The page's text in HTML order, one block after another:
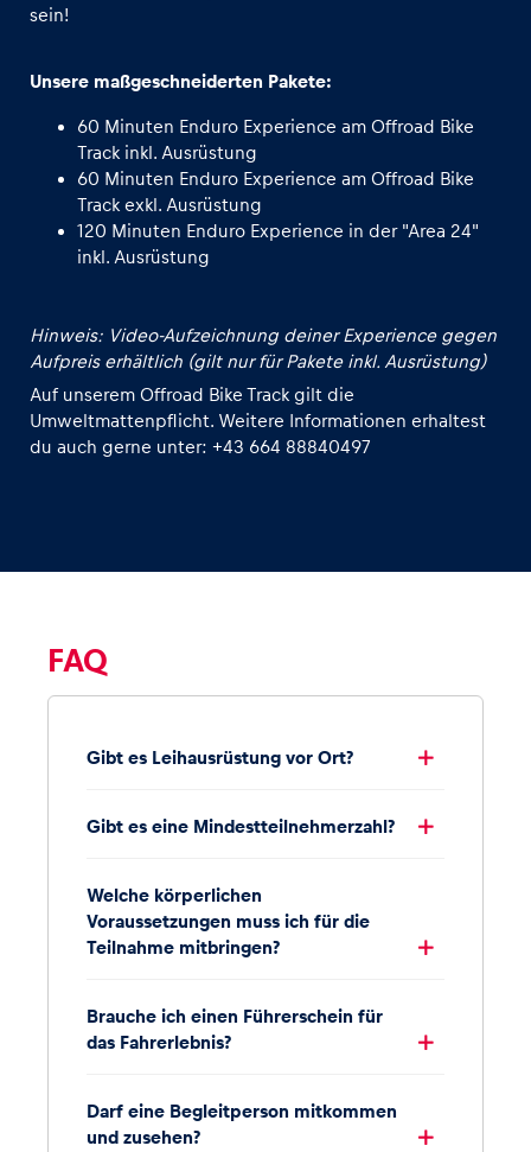
sein!
Unsere maßgeschneiderten Pakete:
60 Minuten Enduro Experience am Offroad Bike
Track inkl. Ausrüstung
60 Minuten Enduro Experience am Offroad Bike
Track exkl. Ausrüstung
120 Minuten Enduro Experience in der "Area 24"
inkl. Ausrüstung
Hinweis: Video-Aufzeichnung deiner Experience gegen
Aufpreis erhältlich (gilt nur für Pakete inkl. Ausrüstung)
Auf unserem Offroad Bike Track gilt die
Umweltmattenpflicht. Weitere Informationen erhaltest
du auch gerne unter: +43 664 88840497
FAQ
Gibt es Leihausrüstung vor Ort?
Gibt es eine Mindestteilnehmerzahl?
Welche körperlichen
Voraussetzungen muss ich für die
Teilnahme mitbringen?
Brauche ich einen Führerschein für
das Fahrerlebnis?
Darf eine Begleitperson mitkommen
und zusehen?